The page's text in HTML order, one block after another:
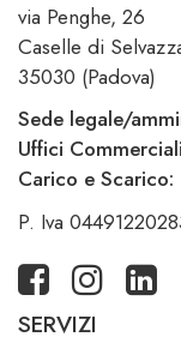
via Penghe, 26
Caselle di
35030 (Padova)
Sede legale/
Uffici
Carico e Scarico:
P. Iva
SERVIZI